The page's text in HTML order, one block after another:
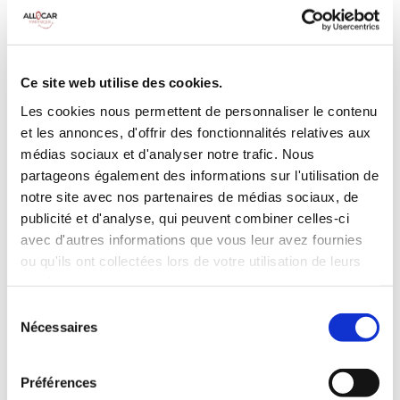
Ce site web utilise des cookies.
Les cookies nous permettent de personnaliser le contenu
et les annonces, d'offrir des fonctionnalités relatives aux
médias sociaux et d'analyser notre trafic. Nous
partageons également des informations sur l'utilisation de
notre site avec nos partenaires de médias sociaux, de
publicité et d'analyse, qui peuvent combiner celles-ci
avec d'autres informations que vous leur avez fournies
ou qu'ils ont collectées lors de votre utilisation de leurs
Nécessaires
Préférences
3 Valises
INCLUS À LA LOCATION
Killométrage illimité
Assurance tous risques (hors franchise)
Carburant : plein à rendre plein
CONDITIONS DE LOCATION
Age minimum :20 ans
ASSURANCE